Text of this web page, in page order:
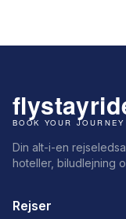
Din alt-i-en
hoteller, biludlejning
Rejser